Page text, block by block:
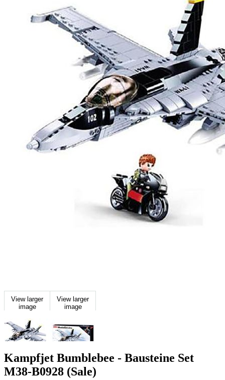
View larger
image
View larger
image
Kampfjet Bumblebee - Bausteine Set
M38-B0928 (Sale)